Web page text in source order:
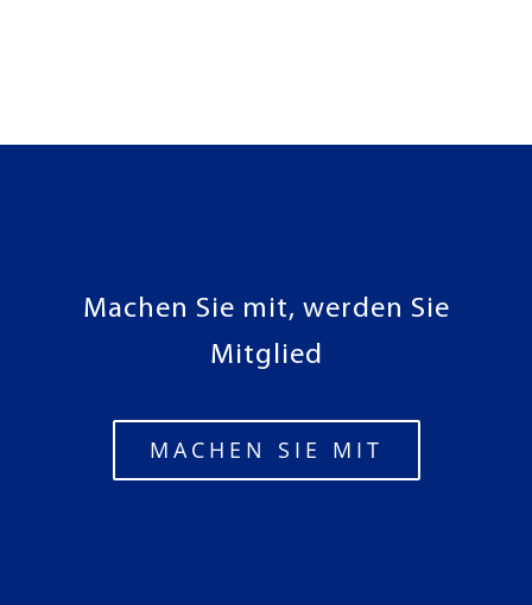
Machen Sie mit, werden Sie
Mitglied
MACHEN SIE MIT